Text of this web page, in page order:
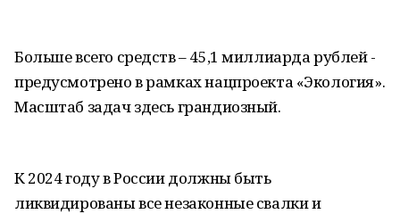
Больше всего средств – 45,1 миллиарда рублей -
предусмотрено в рамках нацпроекта «Экология».
Масштаб задач здесь грандиозный.
К 2024 году в России должны быть
ликвидированы все незаконные свалки и